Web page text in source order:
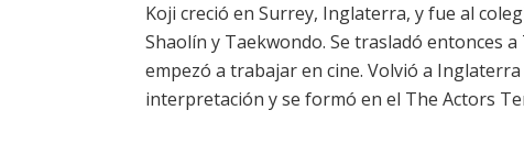
Koji creció en Surrey, Inglaterra, y fue al
Shaolín y Taekwondo. Se trasladó entonces
empezó a trabajar en cine. Volvió a
interpretación y se formó en el The Actors